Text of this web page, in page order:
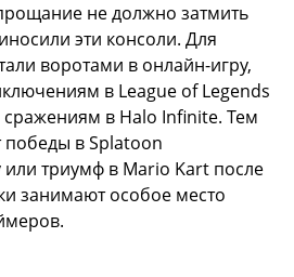
не должно затмить
эти консоли. Для
воротами в онлайн-игру,
в League of Legends
в Halo Infinite. Тем
победы в Splatoon
триумф в Mario Kart после
занимают особое место